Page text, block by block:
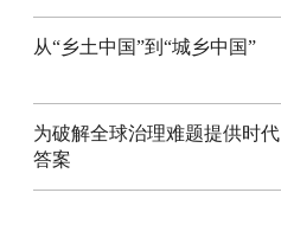
从“乡土中国”到“城乡中国”
为破解全球治理难题提供时代
答案